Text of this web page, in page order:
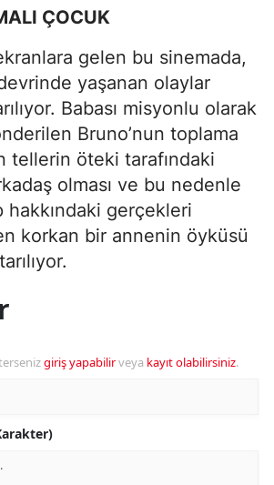
ÇOCUK
gelen bu sinemada,
yaşanan olaylar
Babası misyonlu olarak
Bruno’nun toplama
tellerin öteki tarafındaki
olması ve bu nedenle
hakkındaki gerçekleri
korkan bir annenin öyküsü
giriş yapabilirveya kayıt olabilirsiniz.